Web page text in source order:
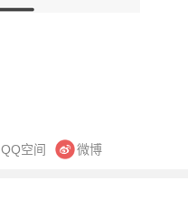
QQ空间 微博